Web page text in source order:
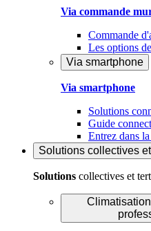
Via commande
Commande
Les options
Via smartphone
Via smartphone
Solutions
Guide
Entrez dans
Solutions collectives
Solutions collectives et